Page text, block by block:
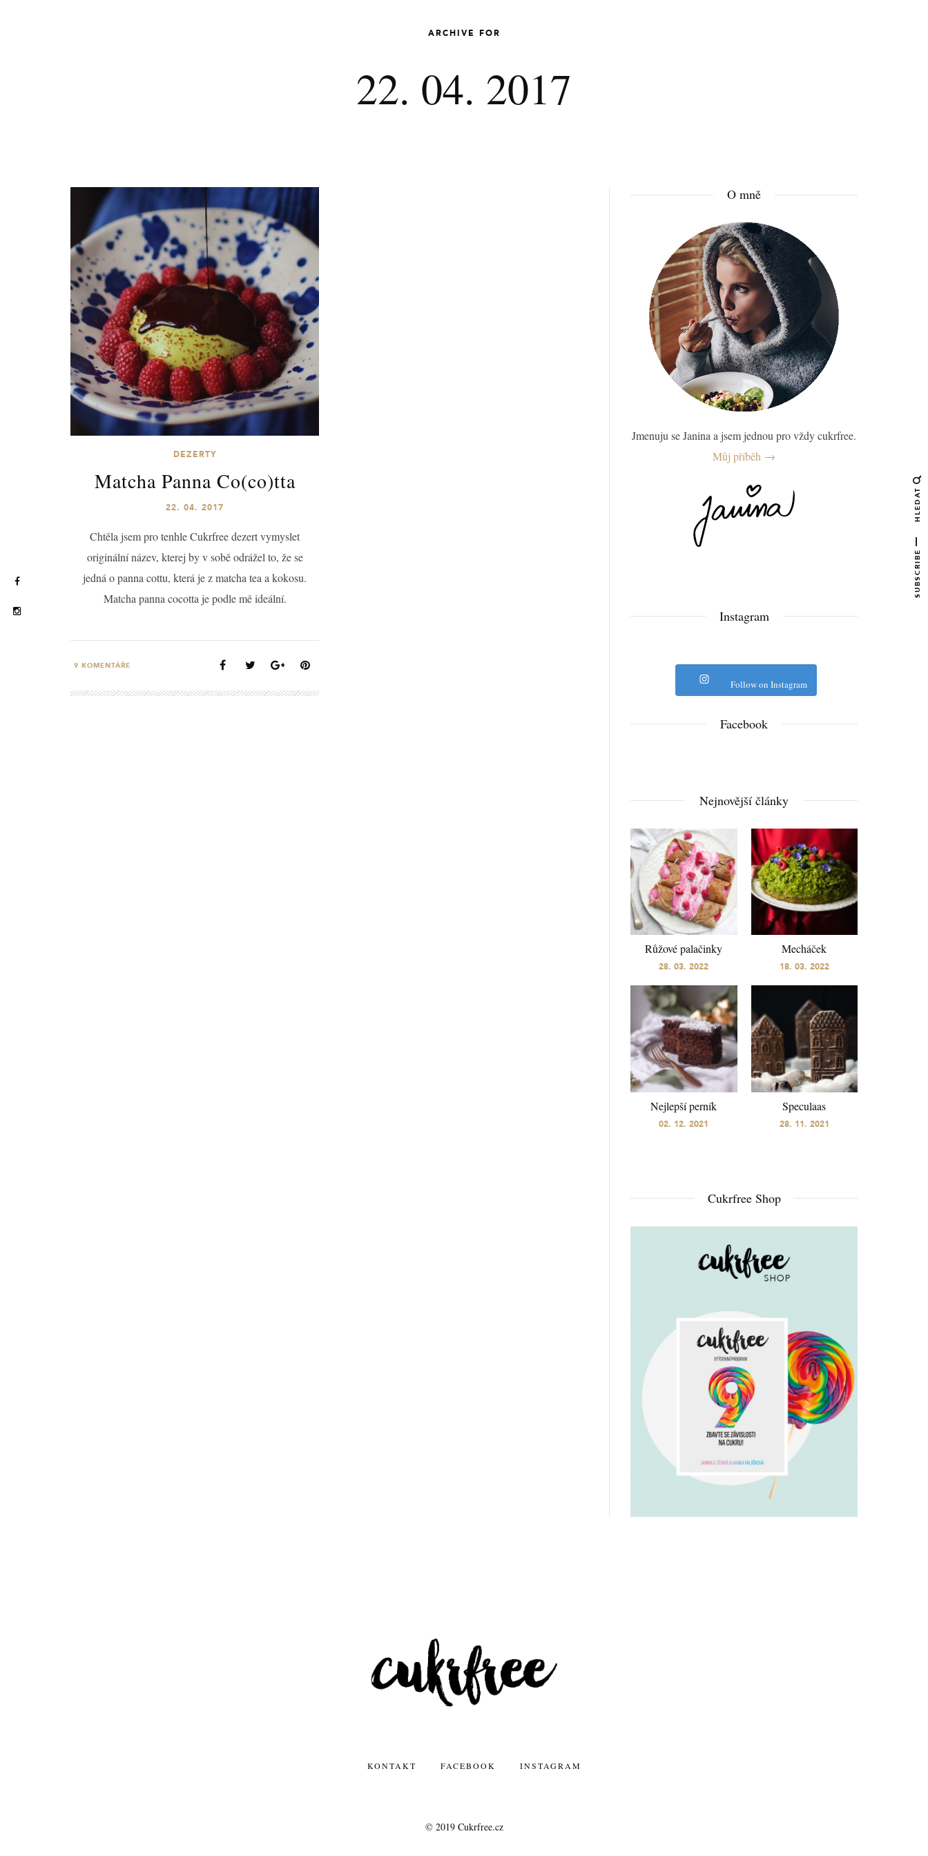
ARCHIVE FOR
22. 04. 2017
DEZERTY
Matcha Panna Co(co)tta
22. 04. 2017
Chtěla jsem pro tenhle Cukrfree dezert vymyslet
originální název, kterej by v sobě odrážel to, že se
jedná o panna cottu, která je z matcha tea a kokosu.
Matcha panna cocotta je podle mě ideální.
9 KOMENTÁŘE
O mně
Jmenuju se Janina a jsem jednou pro vždy cukrfree.
Můj příběh →
Instagram
Follow on Instagram
Facebook
Nejnovější články
Růžové palačinky
28. 03. 2022
Mecháček
18. 03. 2022
Nejlepší perník
02. 12. 2021
Speculaas
28. 11. 2021
Cukrfree Shop
HLEDAT
SUBSCRIBE
KONTAKT FACEBOOK INSTAGRAM
© 2019 Cukrfree.cz